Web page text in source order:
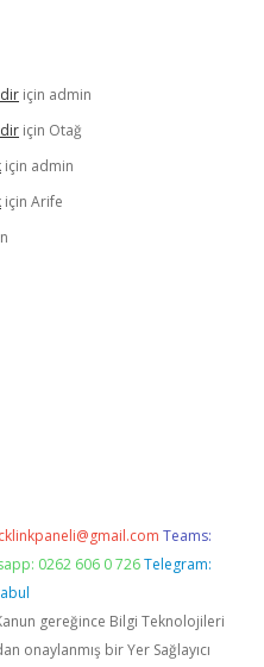
için admin
için Otağ
için admin
için Arife
Teams:
0262 606 0 726 Telegram:
gereğince Bilgi Teknolojileri
onaylanmış bir Yer Sağlayıcı